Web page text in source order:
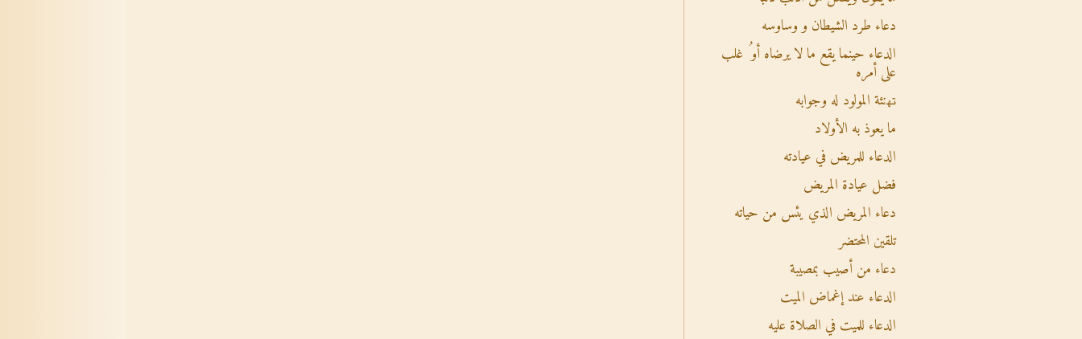
دعاء طرد الشيطان و وساوسه
الدعاء حينما يقع ما لا يرضاه أو ُ غلب
على أمره
ﺗﻬنئة المولود له وجوابه
ما يعوذ به الأولاد
الدعاء للمريض في عيادته
فضل عيادة المريض
دعاء المريض الذي يئس من حياته
تلقين المحتضر
دعاء من أصيب بمصيبة
الدعاء عند إغماض الميت
الدعاء للميت في الصلاة عليه